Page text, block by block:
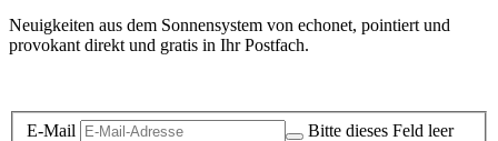
Neuigkeiten aus dem Sonnensystem von echonet, pointiert und
provokant direkt und gratis in Ihr Postfach.
E-Mail
Bitte dieses Feld leer